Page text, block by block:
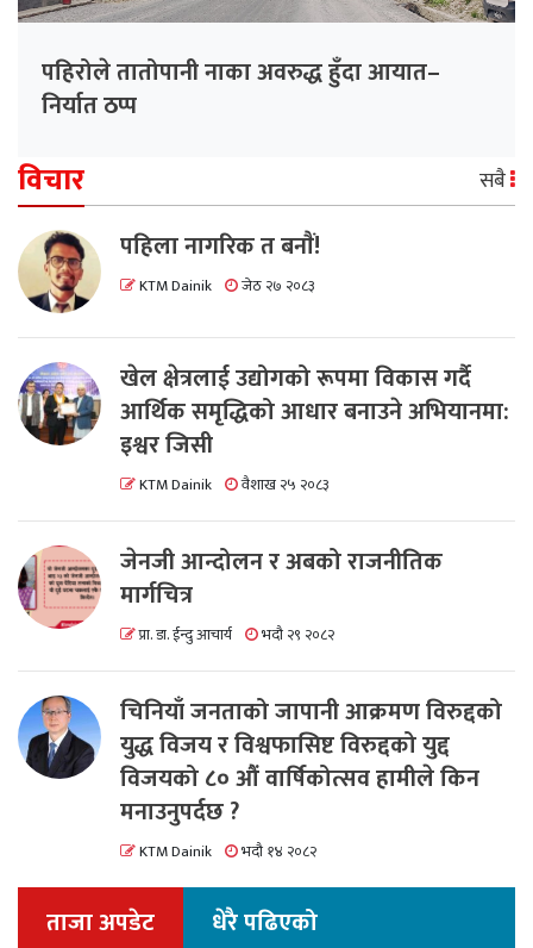
पहिरोले तातोपानी नाका अवरुद्ध हुँदा आयात–
निर्यात ठप्प
विचार सबै
पहिला नागरिक त बनाैं!
KTM Dainik जेठ २७ २०८३
खेल क्षेत्रलाई उद्योगको रूपमा विकास गर्दै
आर्थिक समृद्धिको आधार बनाउने अभियानमा:
इश्वर जिसी
KTM Dainik वैशाख २५ २०८३
जेनजी आन्दोलन र अबको राजनीतिक
मार्गचित्र
प्रा. डा. ईन्दु आचार्य भदौ २९ २०८२
चिनियाँ जनताको जापानी आक्रमण विरुद्दको
युद्ध विजय र विश्वफासिष्ट विरुद्दको युद्द
विजयको ८० औं वार्षिकोत्सव हामीले किन
मनाउनुपर्दछ ?
KTM Dainik भदौ १४ २०८२
ताजा अपडेट धेरै पढिएको